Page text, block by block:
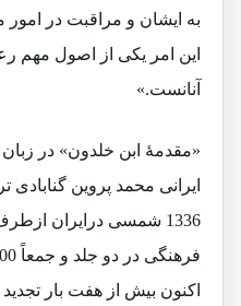
به ایشان و مراقبت در
این امر یکی از اصول مهم
آنانست.»
«مقدمۀ ابن خلدون» در
ایرانی محمد پروین
1336 شمسی درایران
اکنون بیش از هفت بار